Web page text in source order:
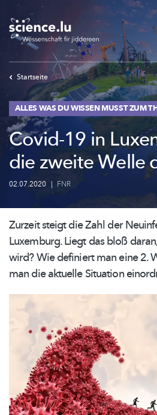
to
main
content
Startseite
ALLES WAS DU WISSEN MUSST ZUM
Covid-19 in
die zweite Welle
02.07.2020 | FNR
Zurzeit steigt die Zahl der
Luxemburg. Liegt das bloß
wird? Wie definiert man eine 2.
man die aktuelle Situation